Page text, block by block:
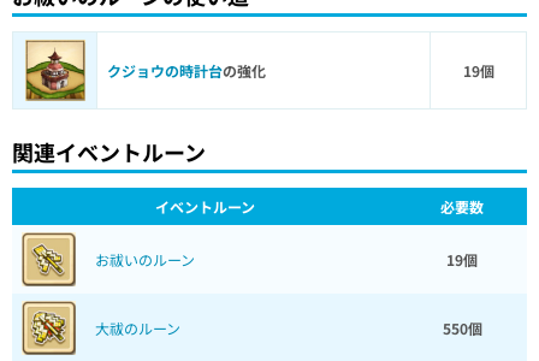
クジョウの時計台の強化 19個
関連イベントルーン
イベントルーン 必要数
お祓いのルーン 19個
大祓のルーン 550個